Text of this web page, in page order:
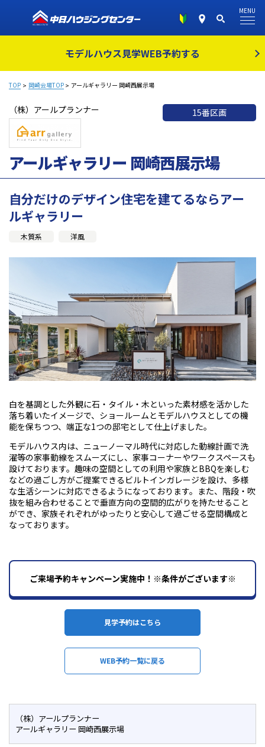
モデルハウス見学WEB予約する
MENU
TOP 岡崎会場TOP アールギャラリー 岡崎西展示場
（株）アールプランナー 15番区画
アールギャラリー 岡崎西展示場
自分だけのデザイン住宅を建てるならアー
ルギャラリー
木質系 洋風
白を基調とした外観に石・タイル・木といった素材感を活かした
落ち着いたイメージで、ショールームとモデルハウスとしての機
能を保ちつつ、端正な1つの邸宅として仕上げました。
モデルハウス内は、ニューノーマル時代に対応した動線計画で洗
濯等の家事動線をスムーズにし、家事コーナーやワークスペースも
設けております。趣味の空間としての利用や家族とBBQを楽しむ
などの過ごし方がご提案できるビルトインガレージを設け、多様
な生活シーンに対応できるようになっております。また、階段・吹
抜を組み合わせることで垂直方向の空間的広がりを持たせること
ができ、家族それぞれがゆったりと安心して過ごせる空間構成と
なっております。
ご来場予約キャンペーン実施中！※条件がございます※
見学予約はこちら
WEB予約一覧に戻る
（株）アールプランナー
アールギャラリー 岡崎西展示場